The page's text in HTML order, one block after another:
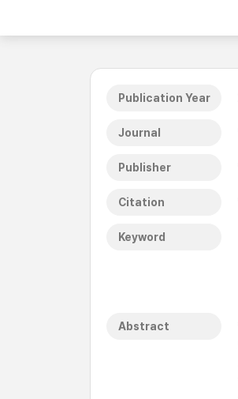
Publication Year
Journal
Publisher
Citation
Keyword
Abstract